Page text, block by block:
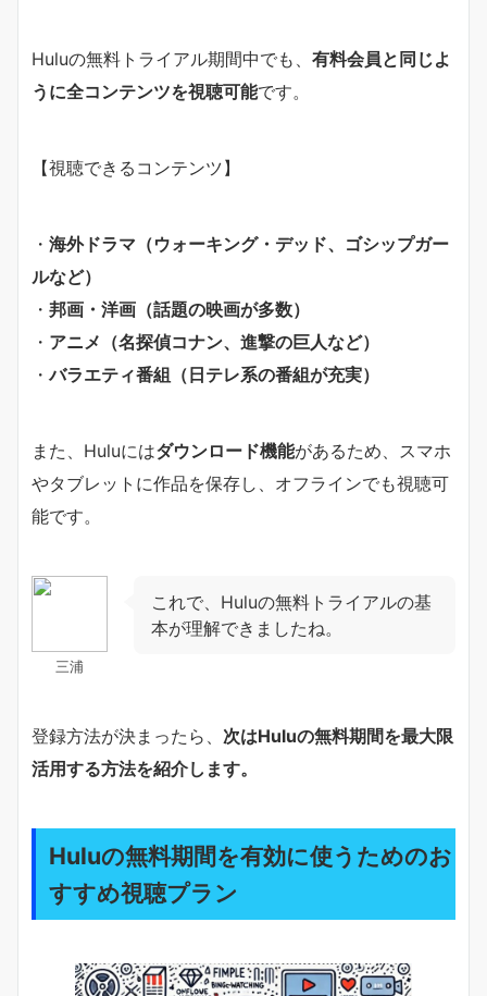
Huluの無料トライアル期間中でも、 有料会員と同じよ
うに全コンテンツを視聴可能です。
【視聴できるコンテンツ】
・ 海外ドラマ（ウォーキング・デッド、ゴシップガー
ルなど）
・ 邦画・洋画（話題の映画が多数）
・ アニメ（名探偵コナン、進撃の巨人など）
・バラエティ番組（日テレ系の番組が充実）
また、Huluにはダウンロード機能があるため、スマホ
やタブレットに作品を保存し、オフラインでも視聴可
能です。
三浦
これで、Huluの無料トライアルの基
本が理解できましたね。
登録方法が決まったら、 次はHuluの無料期間を最大限
活用する方法を紹介します。
Huluの無料期間を有効に使うためのお
すすめ視聴プラン